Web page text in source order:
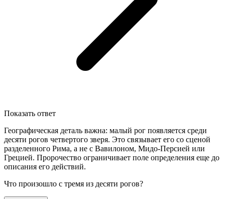
Показать ответ
Географическая деталь важна: малый рог появляется среди
десяти рогов четвертого зверя. Это связывает его со сценой
разделенного Рима, а не с Вавилоном, Мидо-Персией или
Грецией. Пророчество ограничивает поле определения еще до
описания его действий.
Что произошло с тремя из десяти рогов?